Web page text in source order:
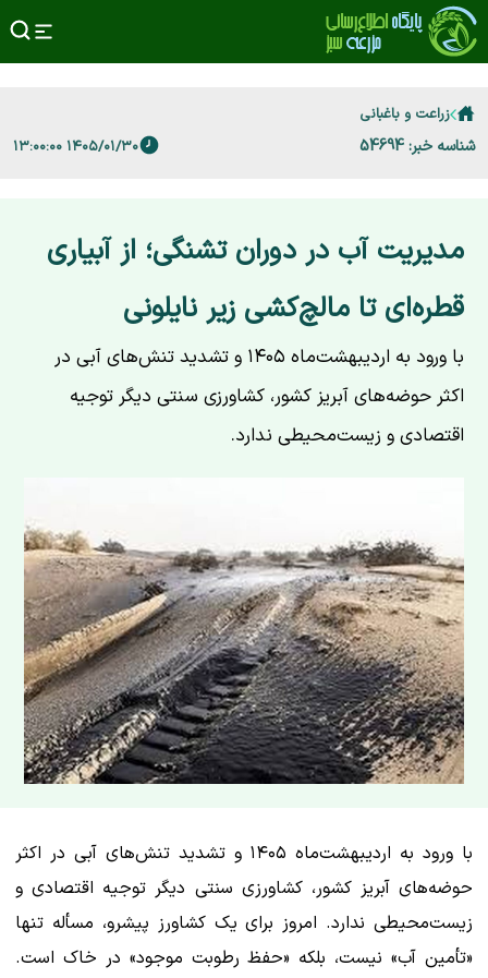
زراعت و باغبانی
شناسه خبر: 54694 ۱۴۰۵/۰۱/۳۰ ۱۳:۰۰:۰۰
مدیریت آب در دوران تشنگی؛ از آبیاری
قطره‌ای تا مالچ‌کشی زیر نایلونی
با ورود به اردیبهشت‌ماه ۱۴۰۵ و تشدید تنش‌های آبی در
اکثر حوضه‌های آبریز کشور، کشاورزی سنتی دیگر توجیه
اقتصادی و زیست‌محیطی ندارد.
با ورود به اردیبهشت‌ماه ۱۴۰۵ و تشدید تنش‌های آبی در اکثر
حوضه‌های آبریز کشور، کشاورزی سنتی دیگر توجیه اقتصادی و
زیست‌محیطی ندارد. امروز برای یک کشاورز پیشرو، مسأله تنها
«تأمین آب» نیست، بلکه «حفظ رطوبت موجود» در خاک است.